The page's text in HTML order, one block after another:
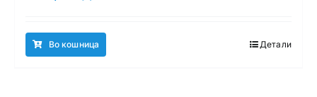
Во кошница Детали